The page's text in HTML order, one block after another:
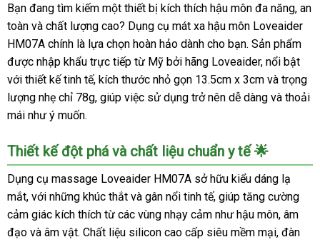
Bạn đang tìm kiếm một thiết bị kích thích hậu môn đa năng, an
toàn và chất lượng cao? Dụng cụ mát xa hậu môn Loveaider
HM07A chính là lựa chọn hoàn hảo dành cho bạn. Sản phẩm
được nhập khẩu trực tiếp từ Mỹ bởi hãng Loveaider, nổi bật
với thiết kế tinh tế, kích thước nhỏ gọn 13.5cm x 3cm và trọng
lượng nhẹ chỉ 78g, giúp việc sử dụng trở nên dễ dàng và thoải
mái như ý muốn.
Thiết kế đột phá và chất liệu chuẩn y tế 🌟
Dụng cụ massage Loveaider HM07A sở hữu kiểu dáng lạ
mắt, với những khúc thắt và gân nổi tinh tế, giúp tăng cường
cảm giác kích thích từ các vùng nhạy cảm như hậu môn, âm
đạo và âm vật. Chất liệu silicon cao cấp siêu mềm mại, đàn